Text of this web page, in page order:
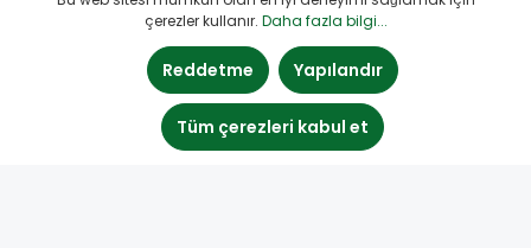
Wood Repair by Boegh Consult
çerezler kullanır. Daha fazla bilgi...
Reddetme Yapılandır
Tüm çerezleri kabul et